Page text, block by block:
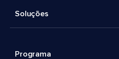
Soluções
Programa